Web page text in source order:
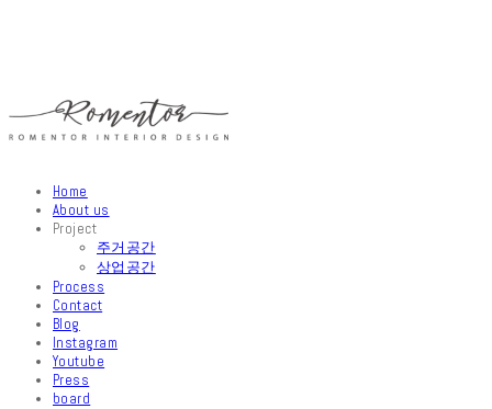
Home
About us
Project
주거공간
상업공간
Process
Contact
Blog
Instagram
Youtube
Press
board